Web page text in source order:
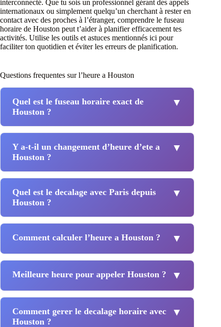
interconnecté. Que tu sois un professionnel gérant des appels
internationaux ou simplement quelqu’un cherchant à rester en
contact avec des proches à l’étranger, comprendre le fuseau
horaire de Houston peut t’aider à planifier efficacement tes
activités. Utilise les outils et astuces mentionnés ici pour
faciliter ton quotidien et éviter les erreurs de planification.
Questions frequentes sur l’heure a Houston
Quel est le fuseau horaire exact de
Houston ?
▼
Y a-t-il un changement d’heure d’ete a
Houston ?
▼
Quel est le decalage avec Paris depuis
Houston ?
▼
Comment calculer l’heure a Houston ? ▼
Meilleure heure pour appeler Houston ? ▼
Comment gerer le decalage horaire avec
Houston ?
▼